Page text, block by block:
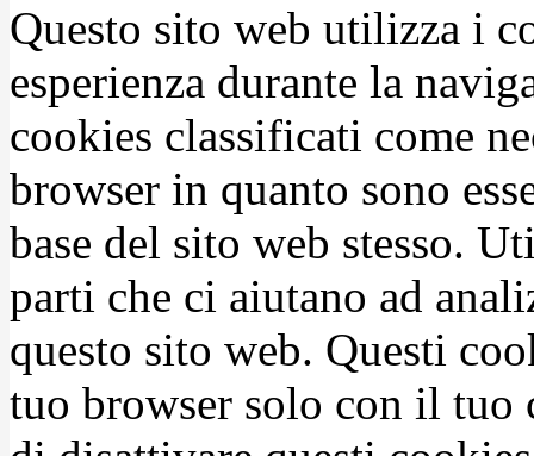
Questo sito web utilizza i
esperienza durante la
cookies classificati come
browser in quanto sono
base del sito web stesso.
parti che ci aiutano ad
questo sito web. Questi
tuo browser solo con il tuo